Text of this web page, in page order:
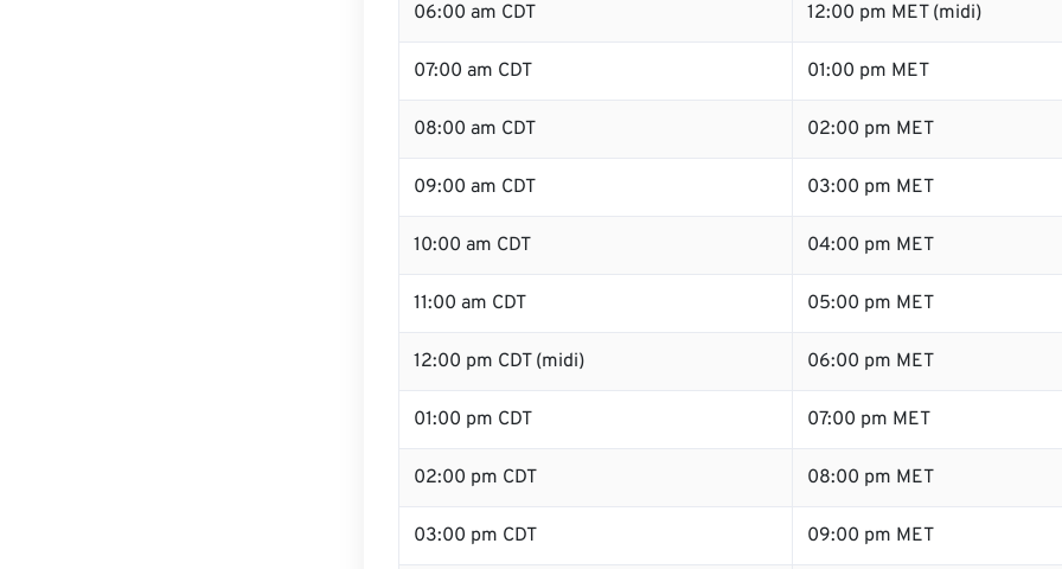
06:00 am CDT 12:00 pm MET (midi)
07:00 am CDT 01:00 pm MET
08:00 am CDT 02:00 pm MET
09:00 am CDT 03:00 pm MET
10:00 am CDT 04:00 pm MET
11:00 am CDT 05:00 pm MET
12:00 pm CDT (midi) 06:00 pm MET
01:00 pm CDT 07:00 pm MET
02:00 pm CDT 08:00 pm MET
03:00 pm CDT 09:00 pm MET